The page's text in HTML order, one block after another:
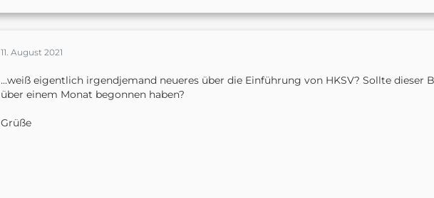
Ersterer würde für die Netatmo Klingel ja reichen, letzteres aber so wie ich verstehe
Fall.
11. August 2021
...weiß eigentlich irgendjemand neueres über die Einführung von HKSV? Sollte dieser
über einem Monat begonnen haben?
Grüße